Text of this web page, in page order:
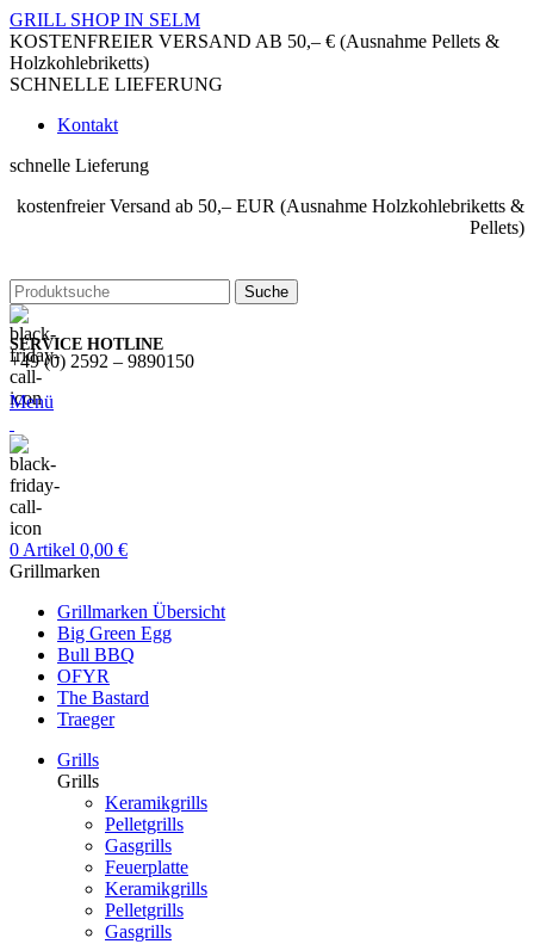
GRILL SHOP IN SELM
KOSTENFREIER VERSAND AB 50,– € (Ausnahme Pellets &
Holzkohlebriketts)
SCHNELLE LIEFERUNG
Kontakt
schnelle Lieferung
kostenfreier Versand ab 50,– EUR (Ausnahme Holzkohlebriketts &
Pellets)
Suche
SERVICE HOTLINE
+49 (0) 2592 – 9890150
Menü
0 Artikel 0,00 €
Grillmarken
Grillmarken Übersicht
Big Green Egg
Bull BBQ
OFYR
The Bastard
Traeger
Grills
Grills
Keramikgrills
Pelletgrills
Gasgrills
Feuerplatte
Keramikgrills
Pelletgrills
Gasgrills